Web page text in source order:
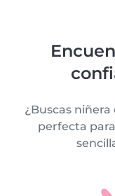
¿Buscas
perfecta